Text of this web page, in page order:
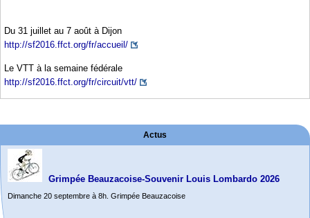
Du 31 juillet au 7 août à Dijon
http://sf2016.ffct.org/fr/accueil/
Le VTT à la semaine fédérale
http://sf2016.ffct.org/fr/circuit/vtt/
Actus
Grimpée Beauzacoise-Souvenir Louis Lombardo 2026
Dimanche 20 septembre à 8h. Grimpée Beauzacoise